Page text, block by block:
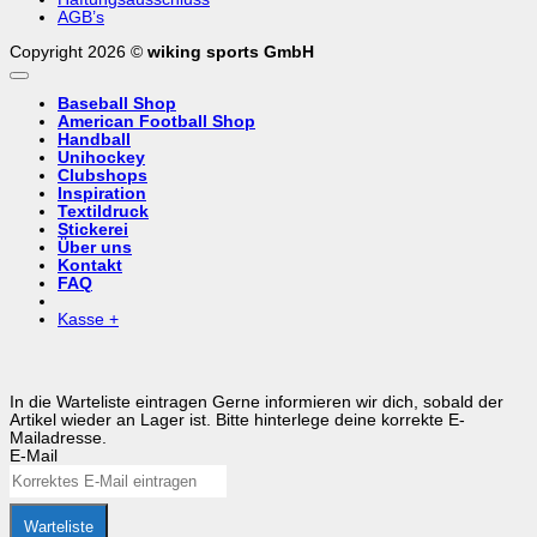
AGB’s
Copyright 2026 © wiking sports GmbH
Baseball Shop
American Football Shop
Handball
Unihockey
Clubshops
Inspiration
Textildruck
Stickerei
Über uns
Kontakt
FAQ
Kasse +
In die Warteliste eintragen Gerne informieren wir dich, sobald der
Artikel wieder an Lager ist. Bitte hinterlege deine korrekte E-
Mailadresse.
E-Mail
Warteliste